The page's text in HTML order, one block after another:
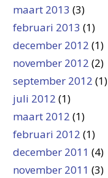
maart 2013 (3)
februari 2013 (1)
december 2012 (1)
november 2012 (2)
september 2012 (1)
juli 2012 (1)
maart 2012 (1)
februari 2012 (1)
december 2011 (4)
november 2011 (3)